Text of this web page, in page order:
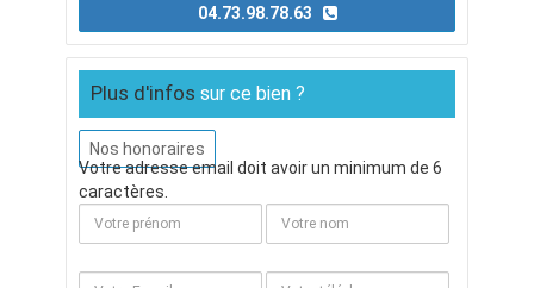
Plus d'infos sur ce bien ?
Nos honoraires
Votre adresse email doit avoir un minimum de 6
caractères.